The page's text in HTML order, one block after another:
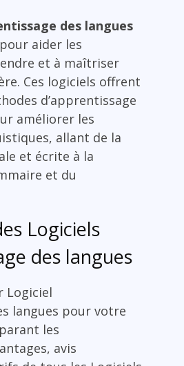
des langues
aider les
et à maîtriser
Ces logiciels offrent
d’apprentissage
améliorer les
allant de la
et écrite à la
et du
Logiciels
des langues
Logiciel
langues pour votre
les
avis